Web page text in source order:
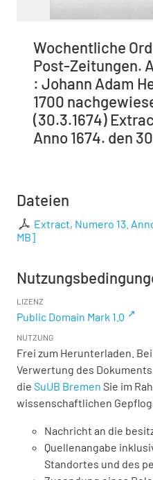
Wochentliche
Post-Zeitungen.
: Johann Adam
1700
(30.3.1674)
Anno 1674. den
Dateien
Extract, Numero 13.
MB]
LIZENZ
Public Domain Mark 1.0
NUTZUNG
Frei zum Herunterladen.
Verwertung des
die SuUB Bremen Sie im
wissenschaftlichen
Nachricht an die
Quellenangabe
Standortes und des